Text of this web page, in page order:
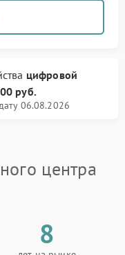
цифровой
руб.
06.08.2026
центра
8